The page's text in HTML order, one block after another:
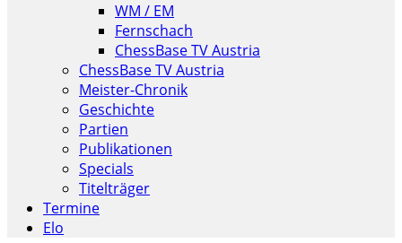
WM / EM
Fernschach
ChessBase TV Austria
ChessBase TV Austria
Meister-Chronik
Geschichte
Partien
Publikationen
Specials
Titelträger
Termine
Elo